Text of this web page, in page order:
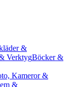
&
VerktygBöcker &
Kameror &
&